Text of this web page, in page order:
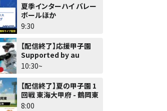
夏季インターハイ バレー
ボールほか
9:30
【配信終了】応援甲子園
Supported by au
10:30~
【配信終了】夏の甲子園 1
回戦 東海大甲府 - 鶴岡東
8:00